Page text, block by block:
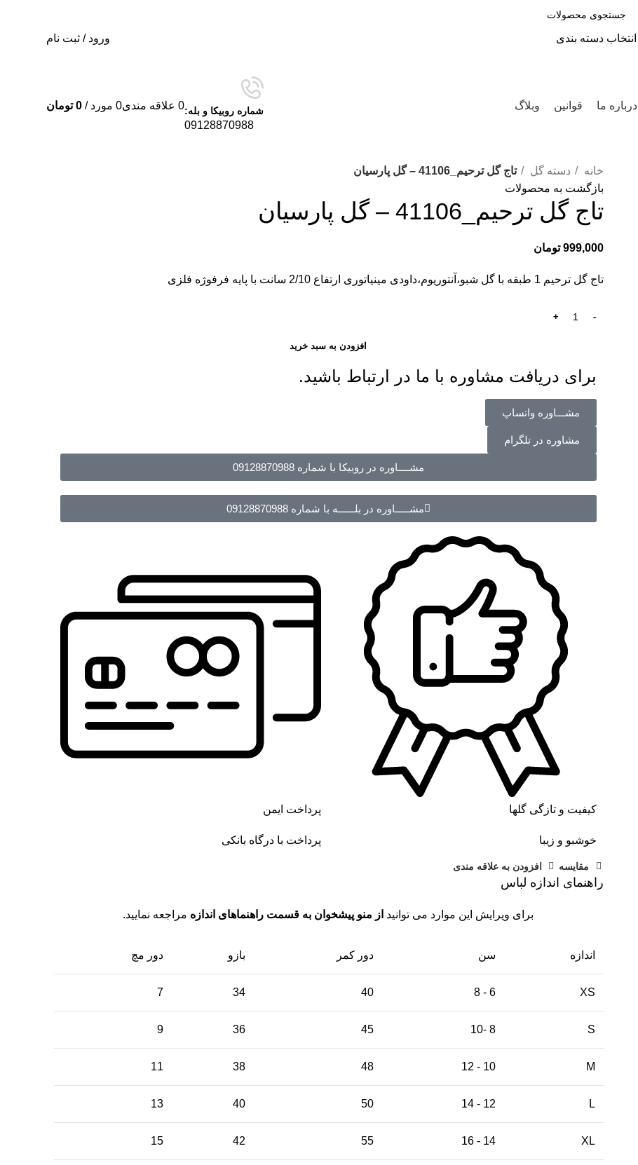
انتخاب دسته بندی ورود / ثبت نام
درباره ما قوانین وبلاگ شماره روبیکا و بله:
09128870988
0 علاقه مندی0 مورد /
0 تومان
خانه دسته گل
تاج گل ترحیم_41106 – گل پارسیان
بازگشت به محصولات
تاج گل ترحیم_41106 – گل پارسیان
999,000 تومان
تاج گل ترحیم 1 طبقه با گل شبو،آنتوریوم،داودی مینیاتوری ارتفاع 2/10 سانت با پایه فرفوژه فلزی
افزودن به سبد خرید
برای دریافت مشاوره با ما در ارتباط باشید.
مشـــاوره واتساپ
مشاوره در تلگرام
مشــــاوره در روبیکا با شماره 09128870988
مشـــــاوره در بلــــــه با شماره 09128870988
کیفیت و تازگی گلها
خوشبو و زیبا
پرداخت ایمن
پرداخت با درگاه بانکی
مقايسه افزودن به علاقه مندی
راهنمای اندازه لباس
برای ویرایش این موارد می توانید از منو پیشخوان به قسمت راهنماهای اندازه مراجعه نمایید.
اندازه سن دور کمر بازو دور مچ
XS
6 - 8
40
34
7
S
8 -10
45
36
9
M
10 - 12
48
38
11
L
12 - 14
50
40
13
XL
14 - 16
55
42
15